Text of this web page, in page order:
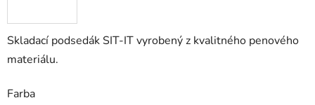
Skladací podsedák SIT-IT vyrobený z kvalitného penového
materiálu.
Farba